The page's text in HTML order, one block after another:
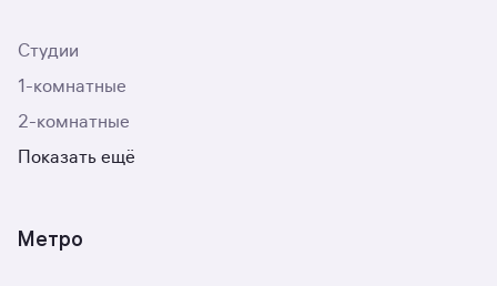
Студии
1-комнатные
2-комнатные
Показать ещё
Метро